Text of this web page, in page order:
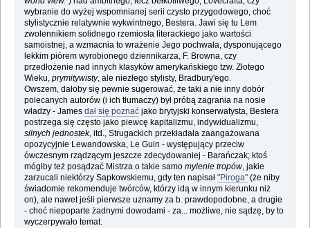
wybranie do wyżej wspomnianej serii czysto przygodowego, choć
stylistycznie relatywnie wykwintnego, Bestera. Jawi się tu Lem
zwolennikiem solidnego rzemiosła literackiego jako wartości
samoistnej, a wzmacnia to wrażenie Jego pochwała, dysponującego
lekkim piórem wyrobionego dziennikarza, F. Browna, czy
przedłożenie nad innych klasyków amerykańskiego tzw. Złotego
Wieku, prymitywisty, ale niezłego stylisty, Bradbury'ego.
Owszem, dałoby się pewnie sugerować, że taki a nie inny dobór
polecanych autorów (i ich tłumaczy) był próbą zagrania na nosie
władzy - James dał się poznaćjako brytyjski konserwatysta, Bestera
postrzega się często jako piewcę kapitalizmu, indywidualizmu,
silnych jednostek, itd., Strugackich przekładała zaangażowana
opozycyjnie Lewandowska, Le Guin - występujący przeciw
ówczesnym rządzącym jeszcze zdecydowaniej - Barańczak; ktoś
mógłby też posądzać Mistrza o takie samo mylenie tropów, jakie
zarzucali niektórzy Sapkowskiemu, gdy ten napisał "Piroga"(że niby
świadomie rekomenduje twórców, którzy idą w innym kierunku niż
on), ale nawet jeśli pierwsze uznamy za b. prawdopodobne, a drugie
- choć niepoparte żadnymi dowodami - za... możliwe, nie sądzę, by to
wyczerpywało temat.